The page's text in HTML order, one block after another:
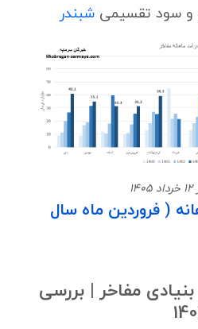
و سود تقسیمی شبندر
( فروردین ماه سال
مفاخر | بررسی